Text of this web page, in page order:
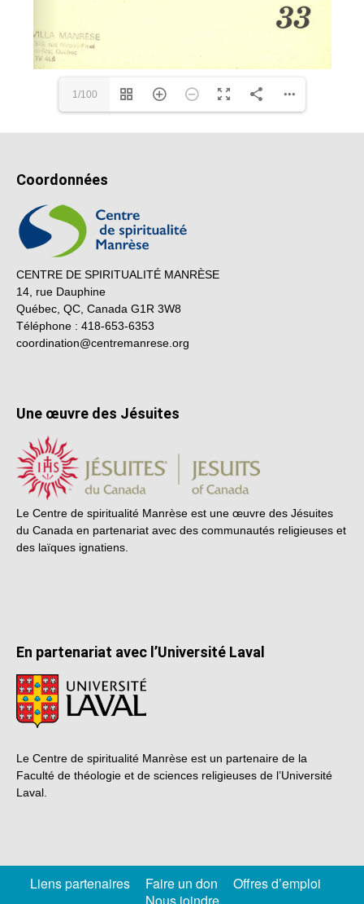
1/100
Coordonnées
CENTRE DE SPIRITUALITÉ MANRÈSE
14, rue Dauphine
Québec, QC, Canada G1R 3W8
Téléphone : 418-653-6353
coordination@centremanrese.org
Une œuvre des Jésuites
Le Centre de spiritualité Manrèse est une œuvre des Jésuites
du Canada en partenariat avec des communautés religieuses et
des laïques ignatiens.
En partenariat avec l’Université Laval
Le Centre de spiritualité Manrèse est un partenaire de la
Faculté de théologie et de sciences religieuses de l’Université
Laval.
Liens partenaires Faire un don
Offres d’emploi